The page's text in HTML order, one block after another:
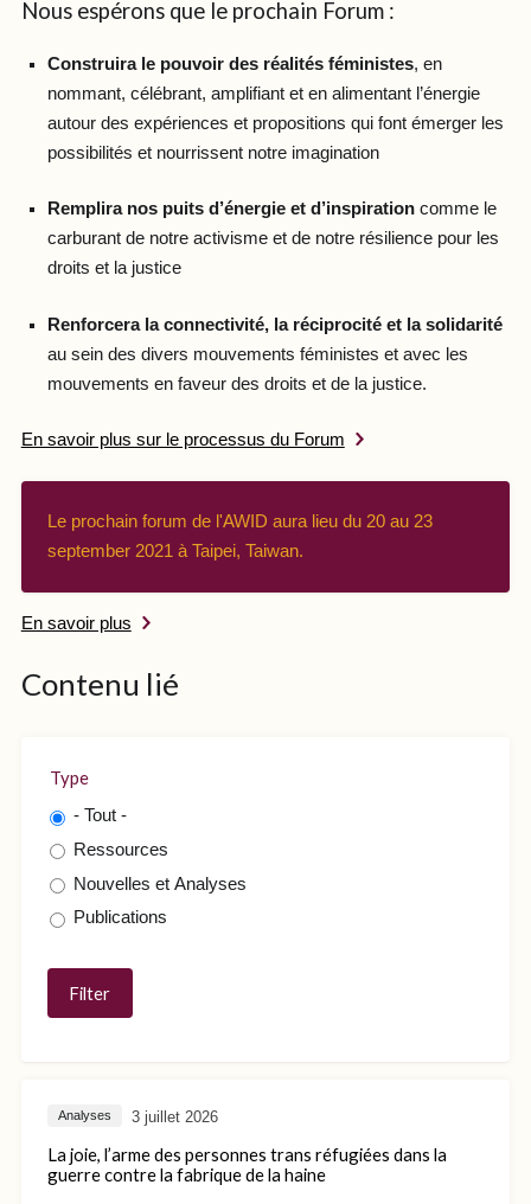
Nous espérons que le prochain Forum :
Construira le pouvoir des réalités féministes, en
nommant, célébrant, amplifiant et en alimentant l’énergie
autour des expériences et propositions qui font émerger les
possibilités et nourrissent notre imagination
Remplira nos puits d’énergie et d’inspirationcomme le
carburant de notre activisme et de notre résilience pour les
droits et la justice
Renforcera la connectivité, la réciprocité et la solidarité
au sein des divers mouvements féministes et avec les
mouvements en faveur des droits et de la justice.
En savoir plus sur le processus du Forum
Le prochain forum de l'AWID aura lieu du 20 au 23
september 2021 à Taipei, Taiwan.
En savoir plus
Contenu lié
Type
- Tout -
Ressources
Nouvelles et Analyses
Publications
Analyses 3 juillet 2026
La joie, l’arme des personnes trans réfugiées dans la
guerre contre la fabrique de la haine